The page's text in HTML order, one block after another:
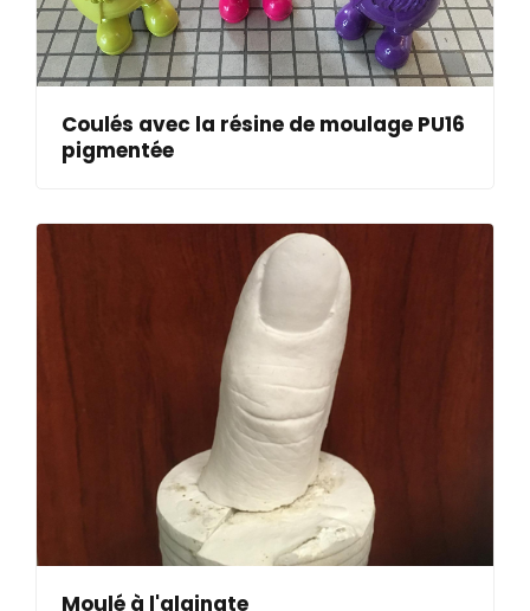
Coulés avec la résine de moulage PU16
pigmentée
Moulé à l'alginate